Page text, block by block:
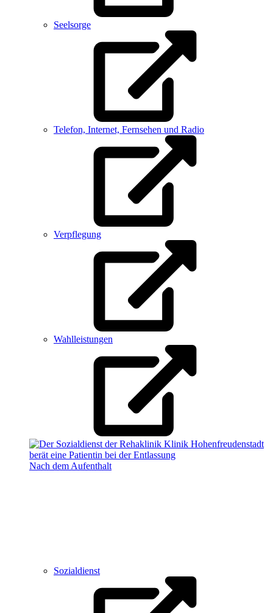
Seelsorge
Telefon, Internet, Fernsehen und Radio
Verpflegung
Wahlleistungen
Nach dem Aufenthalt
Sozialdienst